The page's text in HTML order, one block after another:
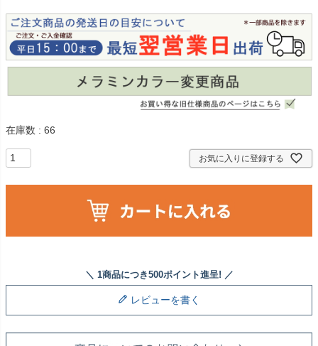
在庫数 66
お気に入りに登録する
レビューを書く